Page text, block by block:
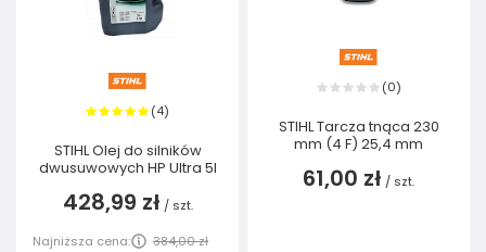
(4)
STIHL Olej do silników
dwusuwowych HP Ultra 5l
428,99 zł / szt.
Najniższa cena:
384,00 zł
(0)
STIHL Tarcza tnąca 230
mm (4 F) 25,4 mm
61,00 zł / szt.